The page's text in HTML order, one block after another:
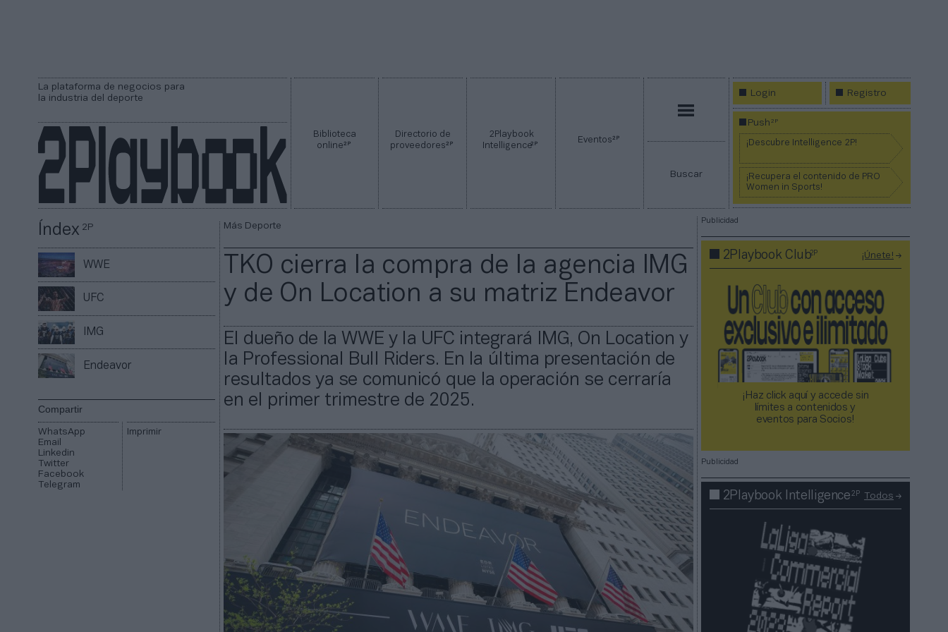
La plataforma de negocios para
la industria del deporte
Biblioteca
online2P
Directorio de
proveedores2P
2Playbook
Intelligence2P Eventos2P
Buscar
Login Registro
Push2P
¡Descubre Intelligence 2P!
¡Recupera el contenido de PRO
Women in Sports!
Índex2P
WWE
UFC
IMG
Endeavor
Compartir
WhatsApp
Email
Linkedin
Twitter
Facebook
Telegram
Imprimir
Más Deporte
TKO cierra la compra de la agencia IMG
y de On Location a su matriz Endeavor
El dueño de la WWE y la UFC integrará IMG, On Location y
la Professional Bull Riders. En la última presentación de
resultados ya se comunicó que la operación se cerraría
en el primer trimestre de 2025.
Publicidad
2Playbook Club2P ¡Únete!
¡Haz click aquí y accede sin
límites a contenidos y
eventos para Socios!​​​​​​​
Publicidad
2Playbook Intelligence2P Todos